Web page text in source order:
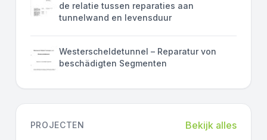
de relatie tussen reparaties aan
tunnelwand en levensduur
Westerscheldetunnel – Reparatur von
beschädigten Segmenten
PROJECTEN Bekijk alles